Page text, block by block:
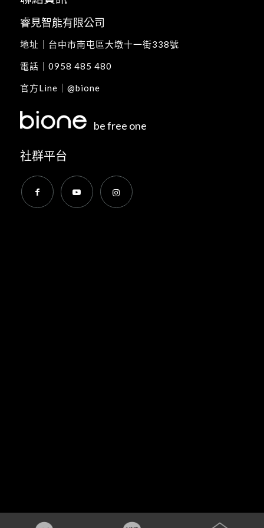
睿見智能有限公司
地址｜ 台中市南屯區大墩十一街338號
電話｜ 0958 485 480
官方Line｜ @bione
be free one
社群平台